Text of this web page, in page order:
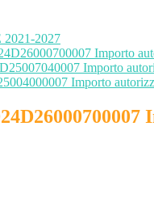
2027
Importo
Importo
Importo